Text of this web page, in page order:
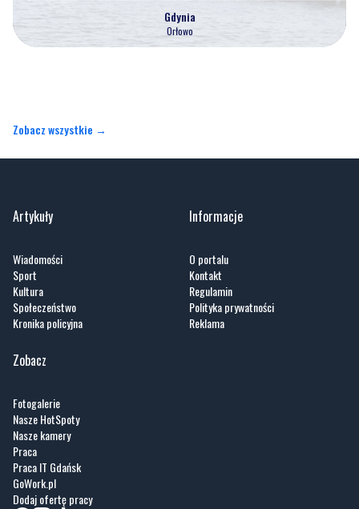
Gdynia
Orłowo
Zobacz wszystkie →
Artykuły
Wiadomości
Sport
Kultura
Społeczeństwo
Kronika policyjna
Informacje
O portalu
Kontakt
Regulamin
Polityka prywatności
Reklama
Zobacz
Fotogalerie
Nasze HotSpoty
Nasze kamery
Praca
Praca IT Gdańsk
GoWork.pl
Dodaj ofertę pracy